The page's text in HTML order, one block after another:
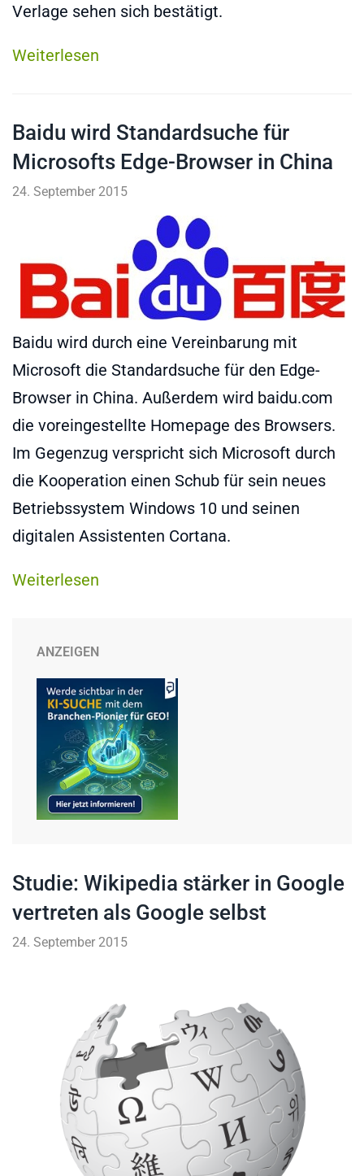
Verlage sehen sich bestätigt.
Weiterlesen
Baidu wird Standardsuche für
Microsofts Edge-Browser in China
24. September 2015
Baidu wird durch eine Vereinbarung mit
Microsoft die Standardsuche für den Edge-
Browser in China. Außerdem wird baidu.com
die voreingestellte Homepage des Browsers.
Im Gegenzug verspricht sich Microsoft durch
die Kooperation einen Schub für sein neues
Betriebssystem Windows 10 und seinen
digitalen Assistenten Cortana.
Weiterlesen
ANZEIGEN
Studie: Wikipedia stärker in Google
vertreten als Google selbst
24. September 2015